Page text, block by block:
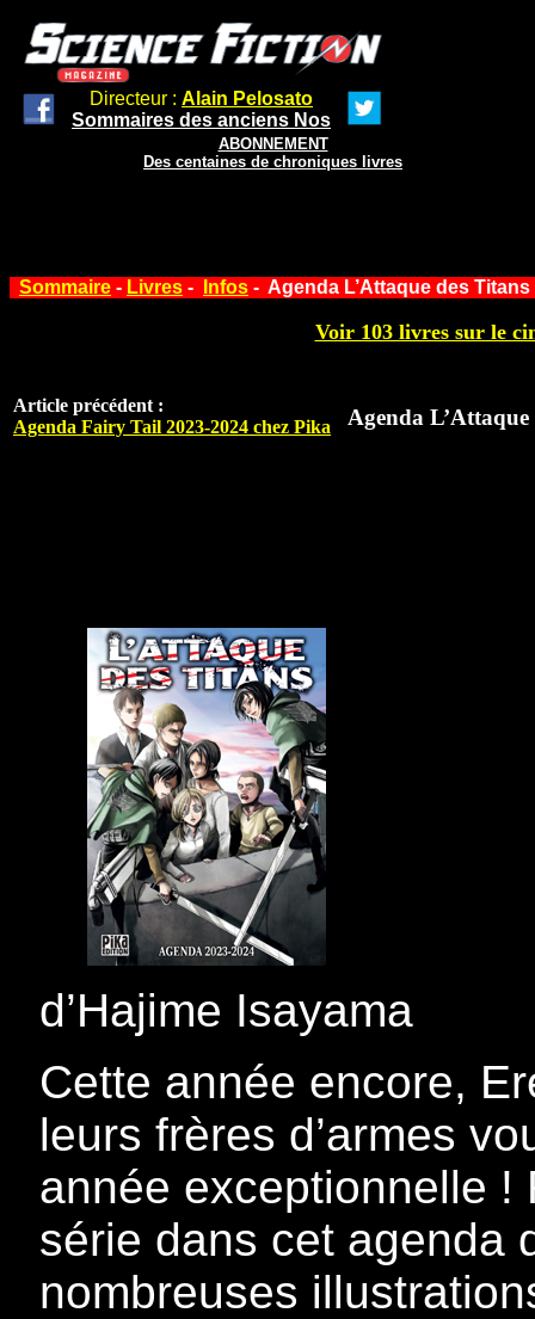
Directeur : Alain Pelosato
Sommaires des anciens Nos
ABONNEMENT
Des centaines de chroniques livres
Sommaire - Livres - Infos - Agenda L’Attaque des Titans
Voir 103 livres sur le
Article précédent :
Agenda Fairy Tail 2023-2024 chez Pika
Agenda
d’Hajime Isayama
Cette année encore,
leurs frères d’armes
année exceptionnelle
série dans cet agenda
nombreuses